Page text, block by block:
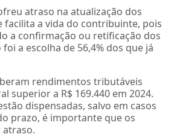
atraso na atualização dos
facilita a vida do contribuinte, pois
a confirmação ou retificação dos
a escolha de 56,4% dos que já
rendimentos tributáveis
superior a R$ 169.440 em 2024.
dispensadas, salvo em casos
prazo, é importante que os